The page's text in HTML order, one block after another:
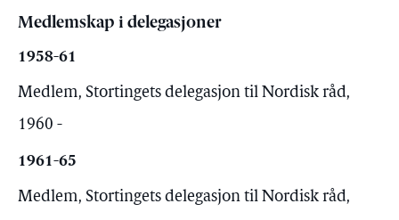
Medlemskap i delegasjoner
1958-61
Medlem, Stortingets delegasjon til Nordisk råd,
1960 -
1961-65
Medlem, Stortingets delegasjon til Nordisk råd,